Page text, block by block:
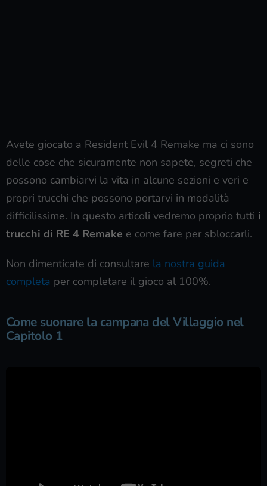
Avete giocato a Resident Evil 4 Remake ma ci sono
delle cose che sicuramente non sapete, segreti che
possono cambiarvi la vita in alcune sezioni e veri e
propri trucchi che possono portarvi in modalità
difficilissime. In questo articoli vedremo proprio tutti i
trucchi di RE 4 Remake e come fare per sbloccarli.
Non dimenticate di consultare la nostra guida
completa per completare il gioco al 100%.
Come suonare la campana del Villaggio nel
Capitolo 1